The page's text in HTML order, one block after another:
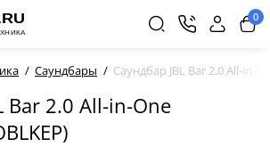
0
Саундбары Саундбар JBL Bar 2.0 All-in-
Bar 2.0 All-in-One